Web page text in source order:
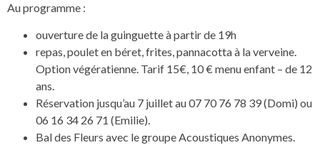
Au programme :
ouverture de la guinguette à partir de 19h
repas, poulet en béret, frites, pannacotta à la verveine.
Option végératienne. Tarif 15€, 10 € menu enfant – de 12
ans.
Réservation jusqu’au 7 juillet au 07 70 76 78 39 (Domi) ou
06 16 34 26 71 (Emilie).
Bal des Fleurs avec le groupe Acoustiques Anonymes.